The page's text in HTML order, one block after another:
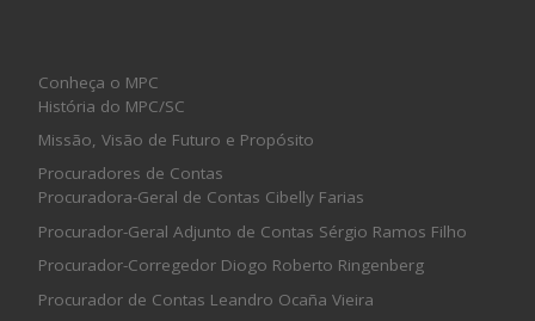
Conheça o MPC
História do MPC/SC
Missão, Visão de Futuro e Propósito
Procuradores de Contas
Procuradora-Geral de Contas Cibelly Farias
Procurador-Geral Adjunto de Contas Sérgio Ramos Filho
Procurador-Corregedor Diogo Roberto Ringenberg
Procurador de Contas Leandro Ocaña Vieira